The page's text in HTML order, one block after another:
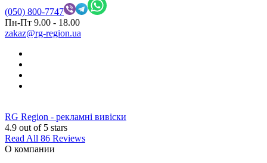
(050) 800-7747
Пн-Пт 9.00 - 18.00
zakaz@rg-region.ua
RG Region - рекламні вивіски
4.9 out of 5 stars
Read All 86 Reviews
О компании